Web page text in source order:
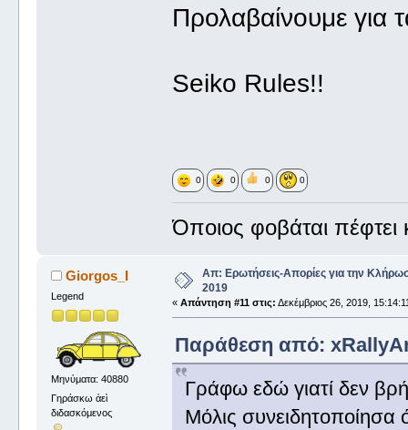
Προλαβαίνουμε για
Seiko Rules!!
0 0 0 0
Όποιος φοβάται πέφτει
Giorgos_I
Legend
Μηνύματα: 40880
Γηράσκω ἀεὶ
διδασκόμενος
Απ: Ερωτήσεις-Απορίες για την
2019
«Απάντηση #11 στις: Δεκέμβριος 26, 2019,
Παράθεση από:
Γράφω εδώ γιατί δεν
Μόλις συνειδητοποίησα